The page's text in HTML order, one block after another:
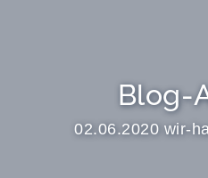
Blog-
02.06.2020 wir-